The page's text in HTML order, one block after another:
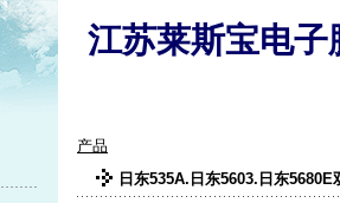
江苏莱斯宝电子
产品
日东535A.日东5603.日东5680E